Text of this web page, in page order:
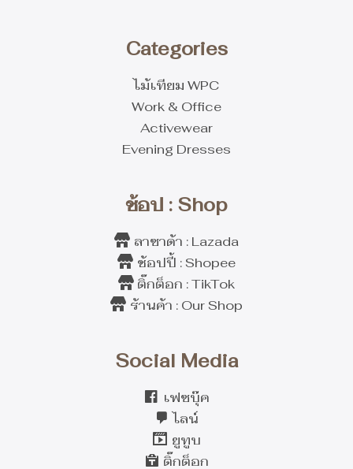
Categories
ไม้เทียม WPC
Work & Office
Activewear
Evening Dresses
ช้อป : Shop
ลาซาด้า : Lazada
ช้อปปี้ : Shopee
ติ๊กต็อก : TikTok
ร้านค้า : Our Shop
Social Media
เฟซบุ๊ค
ไลน์
ยูทูบ
ติ๊กต็อก